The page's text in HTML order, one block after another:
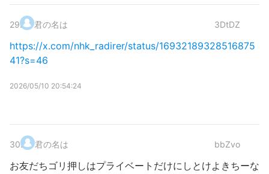
29. 君の名は 3DtDZ
https://x.com/nhk_radirer/status/16932189328516875
41?s=46
2026/05/10 20:54:24
30. 君の名は bbZvo
お友だちゴリ押しはプライベートだけにしとけよきちーな